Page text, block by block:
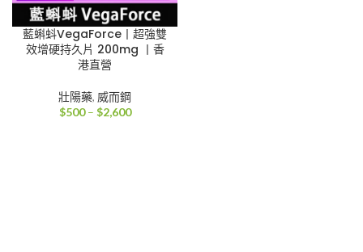
藍蝌蚪VegaForce丨超強雙
效增硬持久片 200mg 丨香
港直營
壯陽藥, 威而鋼
$500 – $2,600價